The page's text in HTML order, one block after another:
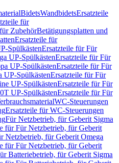
BidetsWandbidetsErsatzteile
für
ZubehörBetätigungsplatten und
Ersatzteile für
SpülkästenErsatzteile für Für
UP-SpülkästenErsatzteile für Für
UP-SpülkästenErsatzteile für Für
UP-SpülkästenErsatzteile für Für
UP-SpülkästenErsatzteile für Für
UP-SpülkästenErsatzteile für Für
WC-Steuerungen
Ersatzteile für WC-Steuerungen
Für Netzbetrieb, für Geberit Sigma
für Für Netzbetrieb, für Geberit
Netzbetrieb, für Geberit Omega
für Für Netzbetrieb, für Geberit
Batteriebetrieb, für Geberit Sigma